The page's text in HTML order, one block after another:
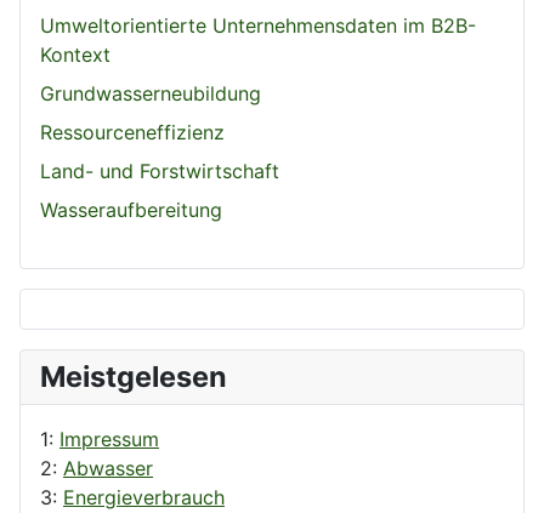
Umweltorientierte Unternehmensdaten im B2B-
Kontext
Grundwasserneubildung
Ressourceneffizienz
Land- und Forstwirtschaft
Wasseraufbereitung
Meistgelesen
1: Impressum
2: Abwasser
3: Energieverbrauch